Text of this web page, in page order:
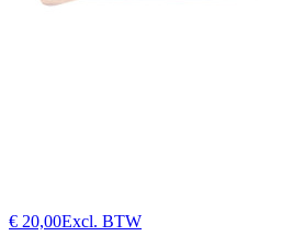
€ 20,00Excl. BTW